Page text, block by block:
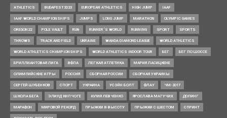
ATHLETICS BUDAPEST2023 EUROPEAN ATHLETICS HIGH JUMP IAAF
IAAF WORLD CHAMPIONSHIPS JUMPS LONG JUMP MARATHON OLYMPIC GAMES
OREGON22 POLE VAULT RUN RUNNER’S WORLD RUNNING SPORT SPORTS
THROWS TRACK AND FIELD UKRAINE WANDA DIAMOND LEAGUE WORLD ATHLETICS
WORLD ATHLETICS CHAMPIONSHIPS WORLD ATHLETICS INDOOR TOUR БЕГ БЕГ ПО ШОССЕ
БРИЛЛИАНТОВАЯ ЛИГА ВФЛА ЛЕГКАЯ АТЛЕТИКА МАРИЯ ЛАСИЦКЕНЕ
ОЛИМПИЙСКИЕ ИГРЫ РОССИЯ СБОРНАЯ РОССИИ СБОРНАЯ УКРАИНЫ
СЕРГЕЙ ШУБЕНКОВ СПОРТ УКРАИНА УСЭЙН БОЛТ ФЛАУ ЧМ-2017
ШКОЛА БЕГА ЭЛИУД КИПЧОГЕ ЮЛИЯ ЛЕВЧЕНКО ЯРОСЛАВА МАГУЧИХ ДОПИНГ
МАРАФОН МИРОВОЙ РЕКОРД ПРЫЖКИ В ВЫСОТУ ПРЫЖКИ С ШЕСТОМ СПРИНТ